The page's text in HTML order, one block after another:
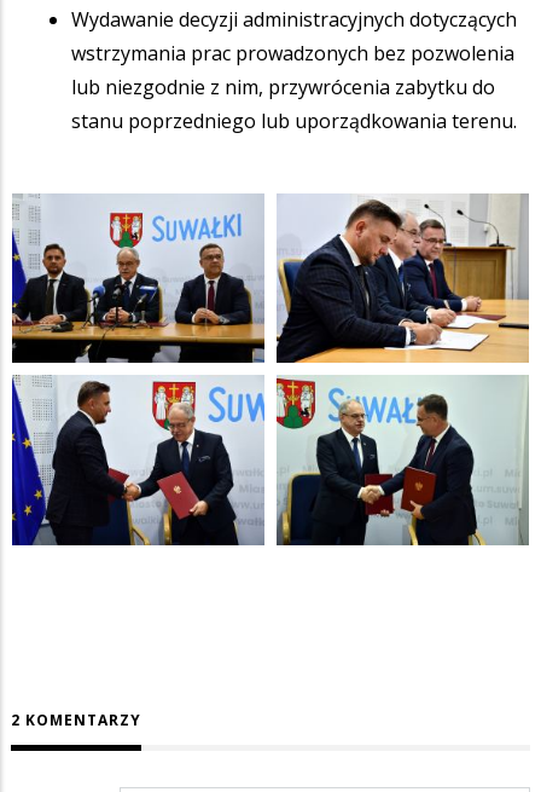
Wydawanie decyzji administracyjnych dotyczących
wstrzymania prac prowadzonych bez pozwolenia
lub niezgodnie z nim, przywrócenia zabytku do
stanu poprzedniego lub uporządkowania terenu.
2 KOMENTARZY